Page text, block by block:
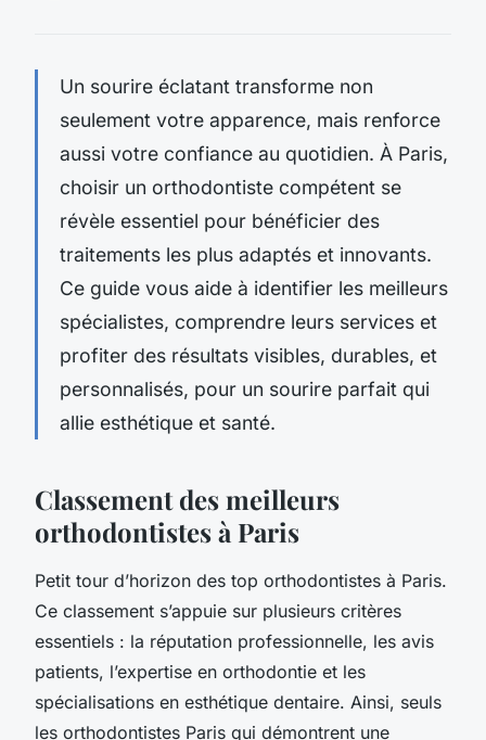
Un sourire éclatant transforme non
seulement votre apparence, mais renforce
aussi votre confiance au quotidien. À Paris,
choisir un orthodontiste compétent se
révèle essentiel pour bénéficier des
traitements les plus adaptés et innovants.
Ce guide vous aide à identifier les meilleurs
spécialistes, comprendre leurs services et
profiter des résultats visibles, durables, et
personnalisés, pour un sourire parfait qui
allie esthétique et santé.
Classement des meilleurs
orthodontistes à Paris
Petit tour d’horizon des top orthodontistes à Paris.
Ce classement s’appuie sur plusieurs critères
essentiels : la réputation professionnelle, les avis
patients, l’expertise en orthodontie et les
spécialisations en esthétique dentaire. Ainsi, seuls
les orthodontistes Paris qui démontrent une